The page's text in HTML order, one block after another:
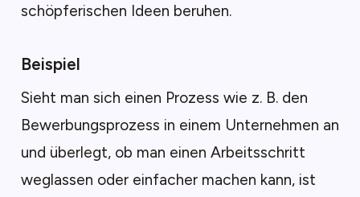
schöpferischen Ideen beruhen.
Beispiel
Sieht man sich einen Prozess wie z. B. den
Bewerbungsprozess in einem Unternehmen an
und überlegt, ob man einen Arbeitsschritt
weglassen oder einfacher machen kann, ist